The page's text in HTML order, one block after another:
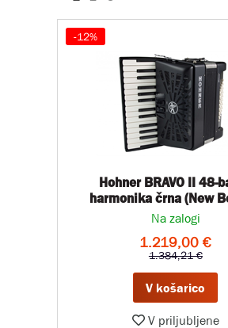
Hohner BRAVO II 48-
harmonika črna (New
Na zalogi
1.219,00 €
1.384,21 €
V košarico
V priljubljene
-12%